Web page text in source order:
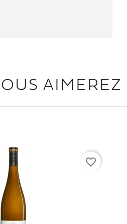
AIMEREZ
favorite_border